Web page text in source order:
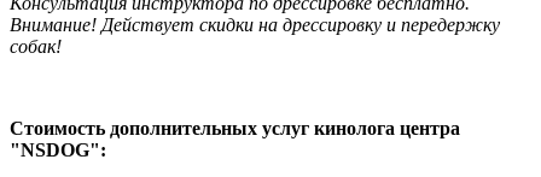
Внимание! Действует скидки на дрессировку и передержку
собак!
Стоимость дополнительных услуг кинолога центра
"NSDOG":